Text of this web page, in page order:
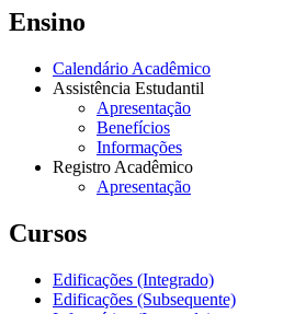
Ensino
Calendário Acadêmico
Assistência Estudantil
Apresentação
Benefícios
Informações
Registro Acadêmico
Apresentação
Cursos
Edificações (Integrado)
Edificações (Subsequente)